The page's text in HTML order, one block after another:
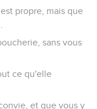
propre, mais que
sans vous
ce qu'elle
et que vous y